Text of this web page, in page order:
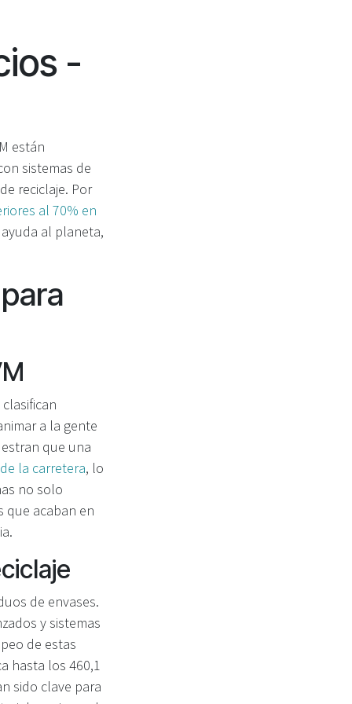
-
están
sistemas de
reciclaje. Por
al 70% en
al planeta,
a la gente
que una
la carretera, lo
no solo
que acaban en
de envases.
y sistemas
de estas
hasta los 460,1
sido clave para